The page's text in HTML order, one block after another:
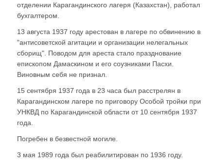
отделении Карагандинского лагеря (Казахстан), работал
бухгалтером.
13 августа 1937 году арестован в лагере по обвинению в
"антисоветской агитации и организации нелегальных
сборищ". Поводом для ареста стало празднование
епископом Дамаскином и его соузниками Пасхи.
Виновным себя не признал.
15 сентября 1937 года в 23 часа был расстрелян в
Карагандинском лагере по приговору Особой тройки при
УНКВД по Карагандинской области от 10 сентября 1937
года.
Погребен в безвестной могиле.
3 мая 1989 года был реабилитирован по 1936 году.